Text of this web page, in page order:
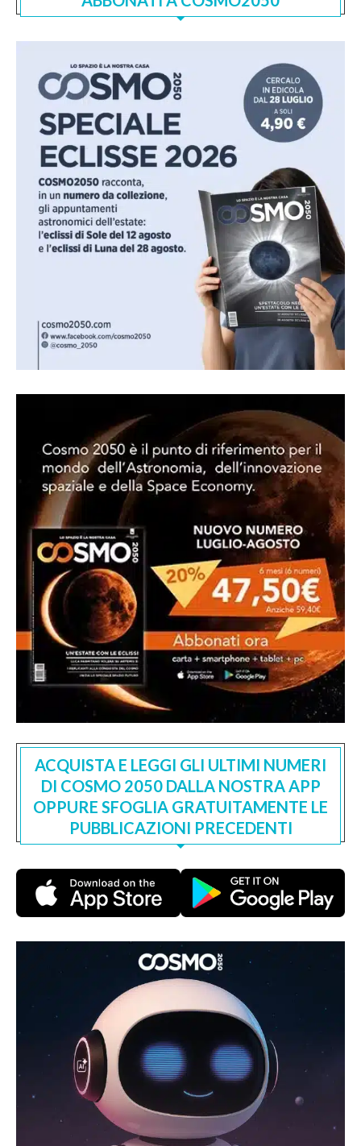
ACQUISTA E LEGGI GLI ULTIMI NUMERI
DI COSMO 2050 DALLA NOSTRA APP
OPPURE SFOGLIA GRATUITAMENTE LE
PUBBLICAZIONI PRECEDENTI